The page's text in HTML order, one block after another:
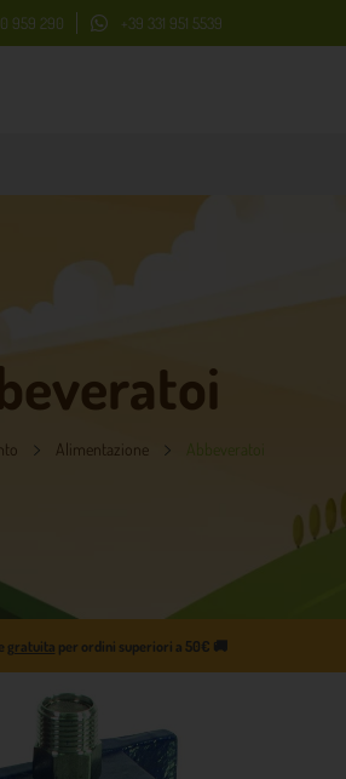
959 290 +39 331 951 5539
Alimentazione
gratuita per ordini superiori a 50€ 🚚